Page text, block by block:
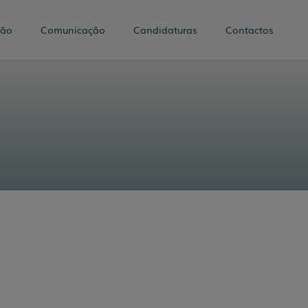
Comunicação Candidaturas Contactos